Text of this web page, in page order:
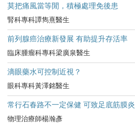
莫把痛風當等閒，積極處理免後患
腎科專科譚雋熹醫生
前列腺癌治療新發展 有助提升存活率
臨床腫瘤科專科梁廣泉醫生
滴眼藥水可控制近視？
眼科專科黃澤銘醫生
常行石春路不一定保健 可致足底筋膜炎
物理治療師楊瀚彥